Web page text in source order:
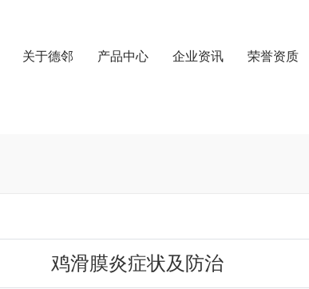
关于德邻 产品中心 企业资讯 荣誉资质
鸡滑膜炎症状及防治